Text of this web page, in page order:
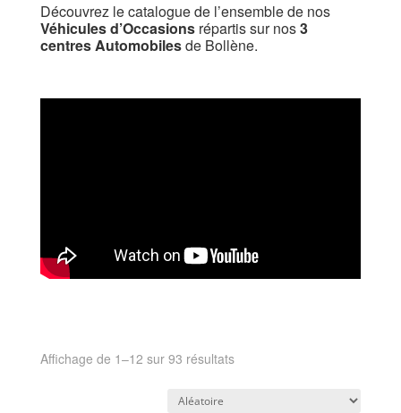
Découvrez le catalogue de l’ensemble de nos
Véhicules d’Occasionsrépartis sur nos3
centres Automobilesde Bollène.
Affichage de 1–12 sur 93 résultats